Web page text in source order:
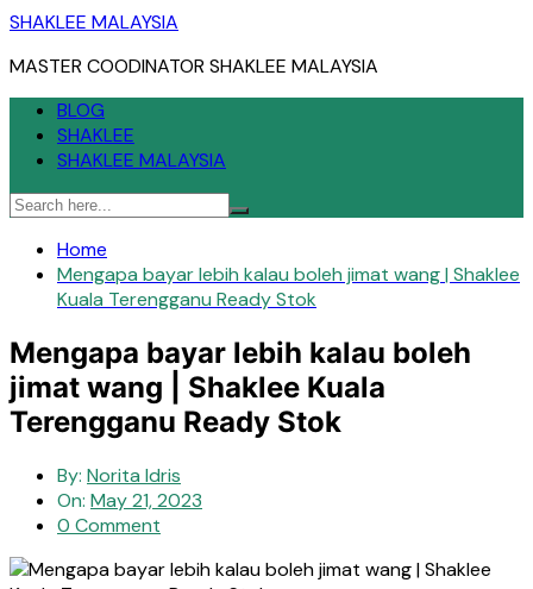
Skip
content
SHAKLEE MALAYSIA
MASTER COODINATOR SHAKLEE MALAYSIA
BLOG
SHAKLEE
SHAKLEE MALAYSIA
Home
Mengapa bayar lebih kalau boleh jimat wang | Shaklee
Kuala Terengganu Ready Stok
Mengapa bayar lebih kalau boleh
jimat wang | Shaklee Kuala
Terengganu Ready Stok
By: Norita Idris
On: May 21, 2023
0 Comment